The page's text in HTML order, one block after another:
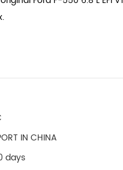
IN CHINA
days